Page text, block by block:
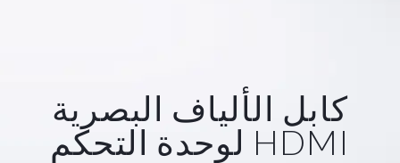
كابل الألياف البصرية
HDMI لوحدة التحكم